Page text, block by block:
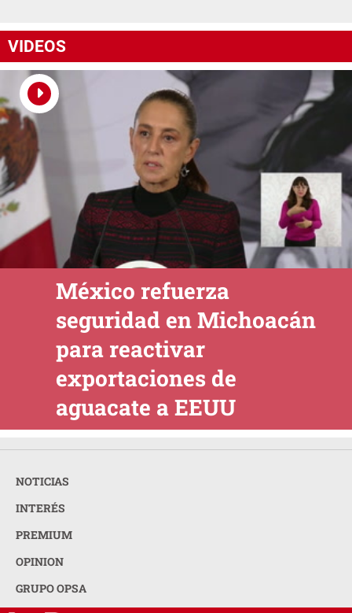
VIDEOS
México refuerza
seguridad en Michoacán
para reactivar
exportaciones de
aguacate a EEUU
NOTICIAS
INTERÉS
PREMIUM
OPINION
GRUPO OPSA